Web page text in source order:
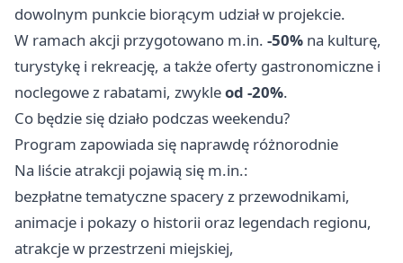
dowolnym punkcie biorącym udział w projekcie.
W ramach akcji przygotowano m.in. -50% na kulturę,
turystykę i rekreację, a także oferty gastronomiczne i
noclegowe z rabatami, zwykleod -20%.
Co będzie się działo podczas weekendu?
Program zapowiada się naprawdę różnorodnie
Na liście atrakcji pojawią się m.in.:
bezpłatne tematyczne spacery z przewodnikami,
animacje i pokazy o historii oraz legendach regionu,
atrakcje w przestrzeni miejskiej,